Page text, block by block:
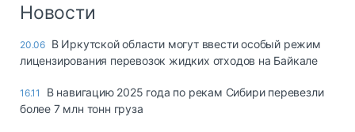
Новости
20.06 В Иркутской области могут ввести особый режим
лицензирования перевозок жидких отходов на Байкале
16.11
В навигацию 2025 года по рекам Сибири перевезли
более 7 млн тонн груза